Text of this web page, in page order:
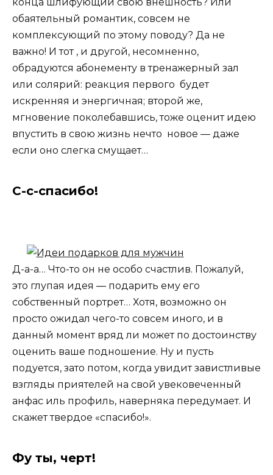
конца шлифующий свою внешность? Или
обаятельный романтик, совсем не
комплексующий по этому поводу? Да не
важно! И тот , и другой, несомненно,
обрадуются абонементу в тренажерный зал
или солярий: реакция первого будет
искренняя и энергичная; второй же,
мгновение поколебавшись, тоже оценит идею
впустить в свою жизнь нечто новое — даже
если оно слегка смущает…
С-с-спасибо!
Д-а-а… Что-то он не особо счастлив. Пожалуй,
это глупая идея — подарить ему его
собственный портрет… Хотя, возможно он
просто ожидал чего-то совсем иного, и в
данный момент вряд ли может по достоинству
оценить ваше подношение. Ну и пусть
подуется, зато потом, когда увидит завистливые
взгляды приятелей на свой увековеченный
анфас иль профиль, наверняка передумает. И
скажет твердое «спасибо!».
Фу ты, черт!